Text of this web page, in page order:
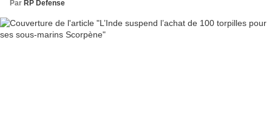
Par RP Defense